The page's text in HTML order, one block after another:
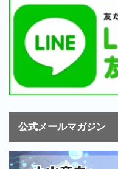
公式メールマガジン